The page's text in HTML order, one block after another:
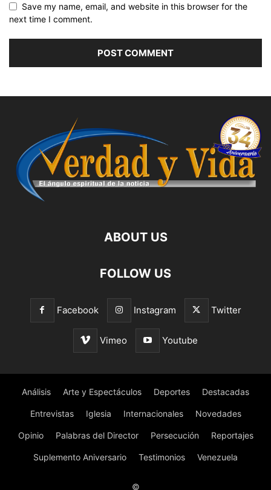
Save my name, email, and website in this browser for the
next time I comment.
ABOUT US
FOLLOW US
Facebook Instagram Twitter
Vimeo Youtube
Análisis Arte y Espectáculos Deportes Destacadas
Entrevistas Iglesia Internacionales Novedades
Opinio Palabras del Director Persecución Reportajes
Suplemento Aniversario Testimonios Venezuela
©